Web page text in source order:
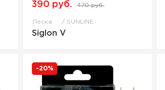
390 руб. 470 руб.
Леска SUNLINE
Siglon V
-20%